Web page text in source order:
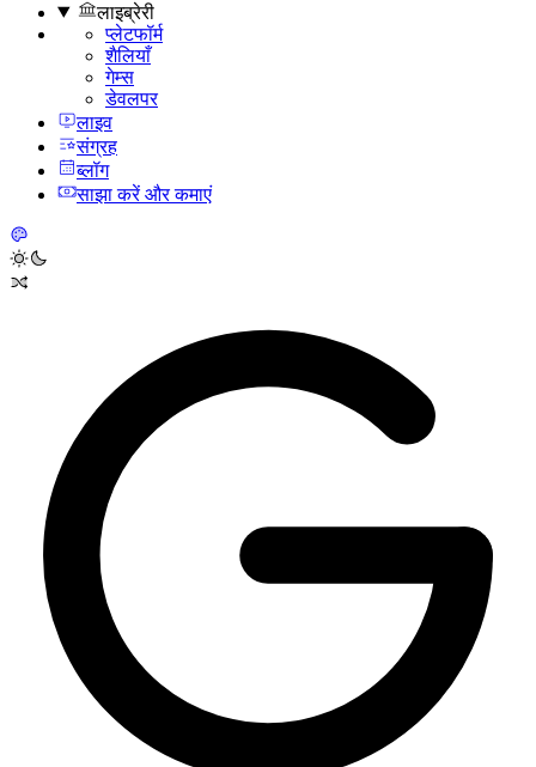
लाइब्रेरी
प्लेटफॉर्म
शैलियाँ
गेम्स
डेवलपर
लाइव
संग्रह
ब्लॉग
साझा करें और कमाएं